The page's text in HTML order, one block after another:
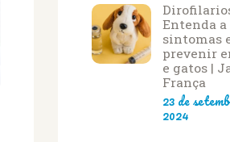
Entenda a
sintomas
prevenir
e gatos |
França
23 de
2024